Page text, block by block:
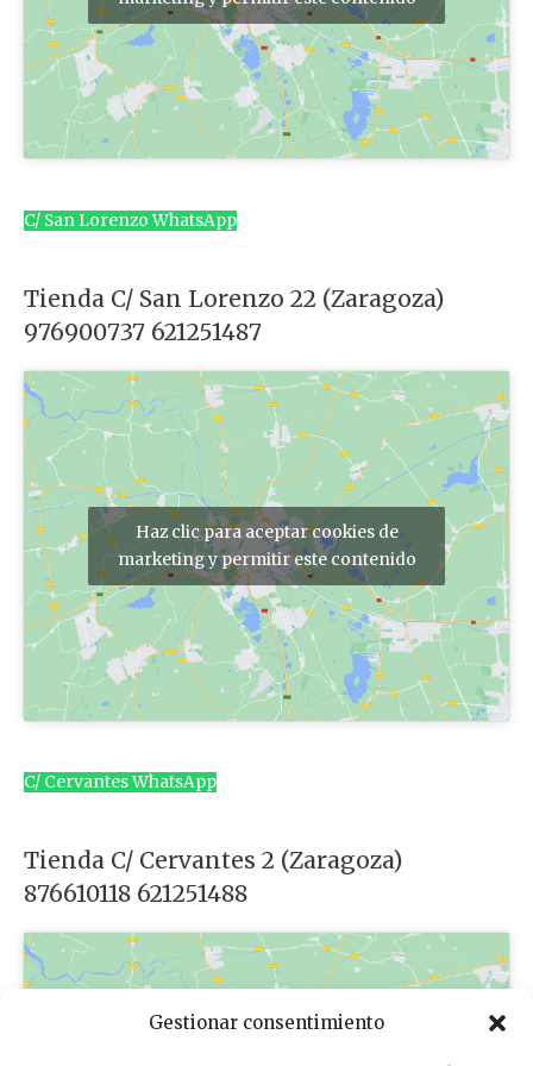
Gestionar consentimiento
C/ San Lorenzo WhatsApp
Tienda C/ San Lorenzo 22 (Zaragoza)
976900737 621251487
Haz clic para aceptar cookies de
marketing y permitir este contenido
C/ Cervantes WhatsApp
Tienda C/ Cervantes 2 (Zaragoza)
876610118 621251488